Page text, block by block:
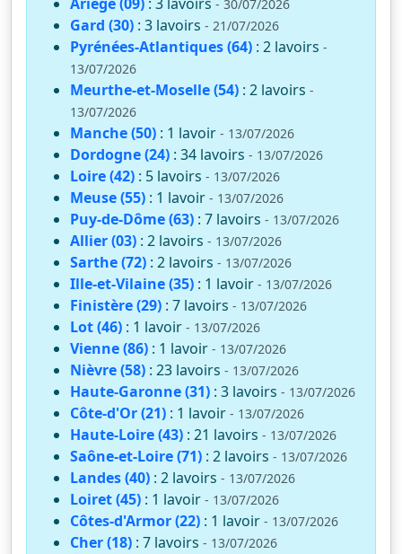
Ariège (09) : 3 lavoirs - 30/07/2026
Gard (30) : 3 lavoirs - 21/07/2026
Pyrénées-Atlantiques (64) : 2 lavoirs -
13/07/2026
Meurthe-et-Moselle (54) : 2 lavoirs -
13/07/2026
Manche (50) : 1 lavoir - 13/07/2026
Dordogne (24) : 34 lavoirs - 13/07/2026
Loire (42) : 5 lavoirs - 13/07/2026
Meuse (55) : 1 lavoir - 13/07/2026
Puy-de-Dôme (63) : 7 lavoirs - 13/07/2026
Allier (03) : 2 lavoirs - 13/07/2026
Sarthe (72) : 2 lavoirs - 13/07/2026
Ille-et-Vilaine (35) : 1 lavoir - 13/07/2026
Finistère (29) : 7 lavoirs - 13/07/2026
Lot (46) : 1 lavoir - 13/07/2026
Vienne (86) : 1 lavoir - 13/07/2026
Nièvre (58) : 23 lavoirs - 13/07/2026
Haute-Garonne (31) : 3 lavoirs - 13/07/2026
Côte-d'Or (21) : 1 lavoir - 13/07/2026
Haute-Loire (43) : 21 lavoirs - 13/07/2026
Saône-et-Loire (71) : 2 lavoirs - 13/07/2026
Landes (40) : 2 lavoirs - 13/07/2026
Loiret (45) : 1 lavoir - 13/07/2026
Côtes-d'Armor (22) : 1 lavoir - 13/07/2026
Cher (18) : 7 lavoirs - 13/07/2026